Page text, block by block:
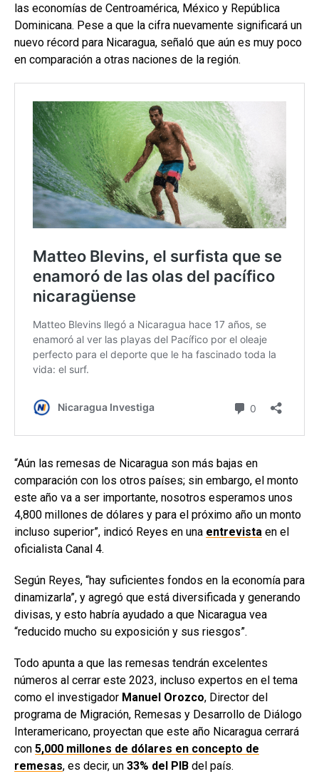
las economías de Centroamérica, México y República
Dominicana. Pese a que la cifra nuevamente significará un
nuevo récord para Nicaragua, señaló que aún es muy poco
en comparación a otras naciones de la región.
“Aún las remesas de Nicaragua son más bajas en
comparación con los otros países; sin embargo, el monto
este año va a ser importante, nosotros esperamos unos
4,800 millones de dólares y para el próximo año un monto
incluso superior”, indicó Reyes en una entrevista en el
oficialista Canal 4.
Según Reyes, “hay suficientes fondos en la economía para
dinamizarla”, y agregó que está diversificada y generando
divisas, y esto habría ayudado a que Nicaragua vea
“reducido mucho su exposición y sus riesgos”.
Todo apunta a que las remesas tendrán excelentes
números al cerrar este 2023, incluso expertos en el tema
como el investigador Manuel Orozco, Director del
programa de Migración, Remesas y Desarrollo de Diálogo
Interamericano, proyectan que este año Nicaragua cerrará
con 5,000 millones de dólares en concepto de
remesas, es decir, un 33% del PIB del país.